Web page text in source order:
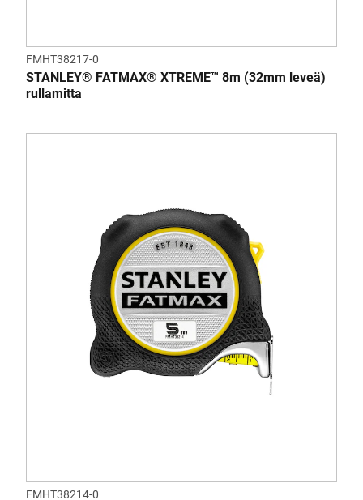
FMHT38217-0
STANLEY® FATMAX® XTREME™ 8m (32mm leveä)
rullamitta
FMHT38214-0